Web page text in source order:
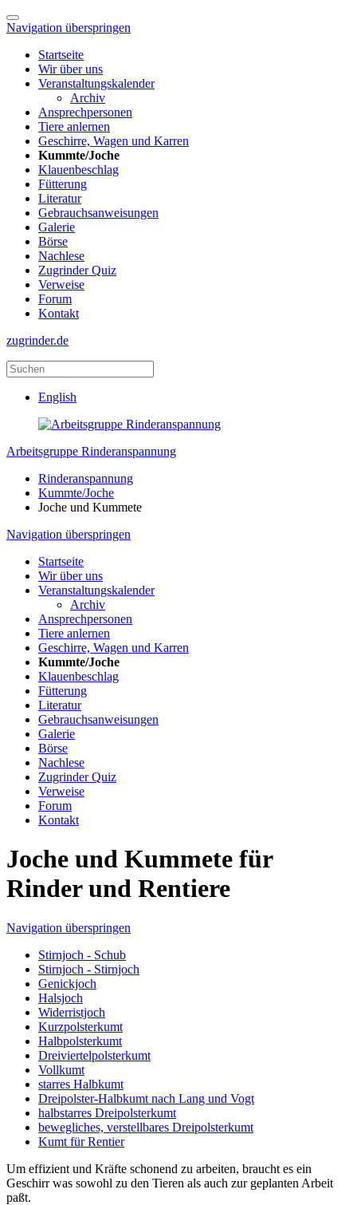
Navigation überspringen
Startseite
Wir über uns
Veranstaltungskalender
Archiv
Ansprechpersonen
Tiere anlernen
Geschirre, Wagen und Karren
Kummte/Joche
Klauenbeschlag
Fütterung
Literatur
Gebrauchsanweisungen
Galerie
Börse
Nachlese
Zugrinder Quiz
Verweise
Forum
Kontakt
zugrinder.de
English
Arbeitsgruppe Rinderanspannung
Rinderanspannung
Kummte/Joche
Joche und Kummete
Navigation überspringen
Startseite
Wir über uns
Veranstaltungskalender
Archiv
Ansprechpersonen
Tiere anlernen
Geschirre, Wagen und Karren
Kummte/Joche
Klauenbeschlag
Fütterung
Literatur
Gebrauchsanweisungen
Galerie
Börse
Nachlese
Zugrinder Quiz
Verweise
Forum
Kontakt
Joche und Kummete für
Rinder und Rentiere
Navigation überspringen
Stirnjoch - Schub
Stirnjoch - Stirnjoch
Genickjoch
Halsjoch
Widerristjoch
Kurzpolsterkumt
Halbpolsterkumt
Dreiviertelpolsterkumt
Vollkumt
starres Halbkumt
Dreipolster-Halbkumt nach Lang und Vogt
halbstarres Dreipolsterkumt
bewegliches, verstellbares Dreipolsterkumt
Kumt für Rentier
Um effizient und Kräfte schonend zu arbeiten, braucht es ein
Geschirr was sowohl zu den Tieren als auch zur geplanten Arbeit
paßt.